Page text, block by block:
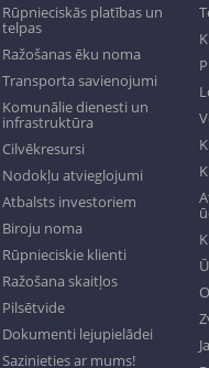
Rūpnieciskās platības un
telpas
Ražošanas ēku noma
Transporta savienojumi
Komunālie dienesti un
infrastruktūra
Cilvēkresursi
Nodokļu atvieglojumi
Atbalsts investoriem
Biroju noma
Rūpnieciskie klienti
Ražošana skaitļos
Pilsētvide
Dokumenti lejupielādei
Sazinieties ar mums!